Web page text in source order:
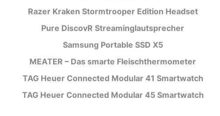
Razer Kraken Stormtrooper Edition Headset
Pure DiscovR Streaminglautsprecher
Samsung Portable SSD X5
MEATER – Das smarte Fleischthermometer
TAG Heuer Connected Modular 41 Smartwatch
TAG Heuer Connected Modular 45 Smartwatch